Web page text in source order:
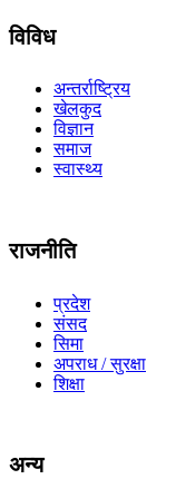
विविध
अन्तर्राष्ट्रिय
खेलकुद
विज्ञान
समाज
स्वास्थ्य
राजनीति
प्रदेश
संसद
सिमा
अपराध / सुरक्षा
शिक्षा
अन्य